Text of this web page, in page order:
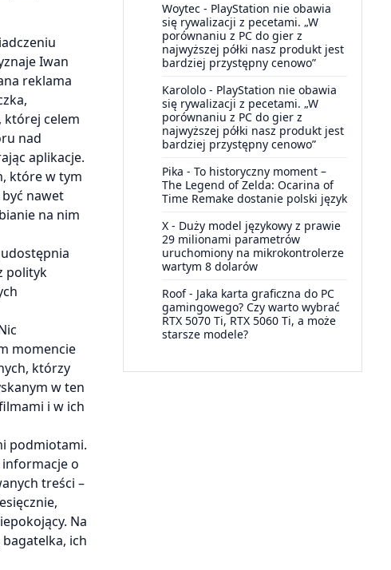
Iwan
reklama
, której celem
nad
aplikacje.
które w tym
nawet
na nim
polityk
momencie
którzy
w ten
i w ich
podmiotami.
o
treści –
Na
ich
Woytec - PlayStation nie obawia
się rywalizacji z pecetami. „W
porównaniu z PC do gier z
najwyższej półki nasz produkt jest
bardziej przystępny cenowo”
Karololo - PlayStation nie obawia
się rywalizacji z pecetami. „W
porównaniu z PC do gier z
najwyższej półki nasz produkt jest
bardziej przystępny cenowo”
Pika - To historyczny moment –
The Legend of Zelda: Ocarina of
Time Remake dostanie polski język
X - Duży model językowy z prawie
29 milionami parametrów
uruchomiony na mikrokontrolerze
wartym 8 dolarów
Roof- Jaka karta graficzna do PC
gamingowego? Czy warto wybrać
RTX 5070 Ti, RTX 5060 Ti, a może
starsze modele?